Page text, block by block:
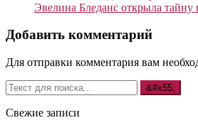
Эвелина Бледанс открыла
Добавить комментарий
Для отправки комментария вам
Свежие записи